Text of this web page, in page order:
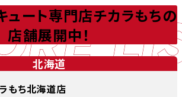
ュート専門店チカラもちの
店舗展開中！
北海道
もち北海道店